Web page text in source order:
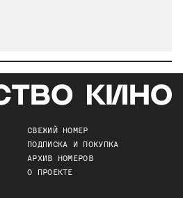
СВЕЖИЙ НОМЕР
ПОДПИСКА И ПОКУПКА
АРХИВ НОМЕРОВ
О ПРОЕКТЕ